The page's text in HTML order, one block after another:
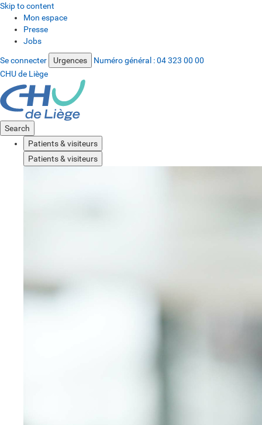
Skip to content
Mon espace
Presse
Jobs
Se connecter Urgences Numéro général :04 323 00 00
CHU de Liège
Search
Patients & visiteurs
Patients & visiteurs